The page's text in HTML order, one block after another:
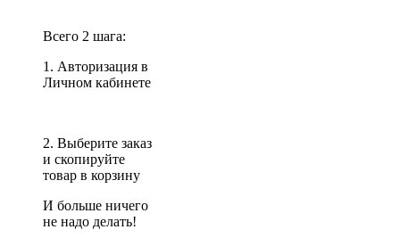
Всего 2 шага:
1. Авторизация в
Личном кабинете
2. Выберите заказ
и скопируйте
товар в корзину
И больше ничего
не надо делать!